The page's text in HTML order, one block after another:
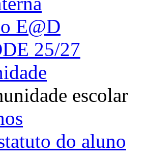
E@D
25/27
escolar
do aluno